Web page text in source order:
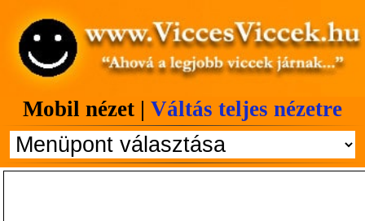
Mobil nézet | Váltás teljes nézetre